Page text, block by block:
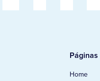
Páginas
Home